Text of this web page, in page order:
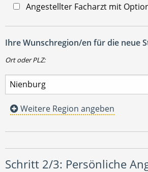
Angestellter Facharzt mit
Ihre Wunschregion/en für die neue
Ort oder PLZ:
Weitere Region angeben
Schritt 2/3: Persönliche